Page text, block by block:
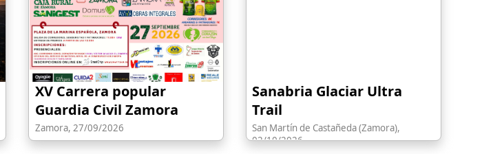
XV Carrera popular
Guardia Civil Zamora
Zamora, 27/09/2026
Sanabria Glaciar Ultra
Trail
San Martín de Castañeda (Zamora),
02/10/2026